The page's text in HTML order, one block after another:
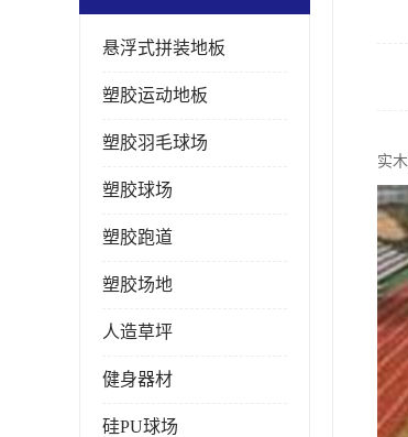
悬浮式拼装地板
塑胶运动地板
塑胶羽毛球场
塑胶球场
塑胶跑道
塑胶场地
人造草坪
健身器材
硅PU球场
实